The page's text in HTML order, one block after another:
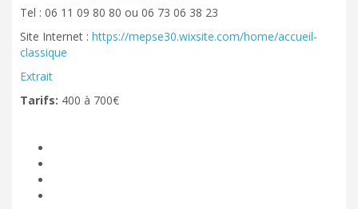
Tel : 06 11 09 80 80 ou 06 73 06 38 23
Site Internet : https://mepse30.wixsite.com/home/accueil-
classique
Extrait
Tarifs: 400 à 700€